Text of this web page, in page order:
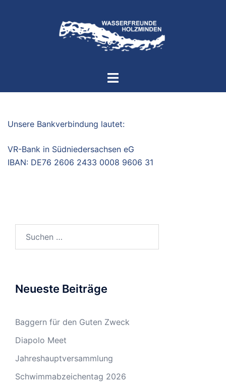
Menü
Unsere Bankverbindung lautet:
VR-Bank in Südniedersachsen eG
IBAN: DE76 2606 2433 0008 9606 31
Neueste Beiträge
Baggern für den Guten Zweck
Diapolo Meet
Jahreshauptversammlung
Schwimmabzeichentag 2026